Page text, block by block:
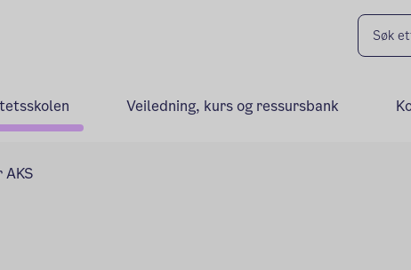
Veiledning, kurs og ressursbank
AKS